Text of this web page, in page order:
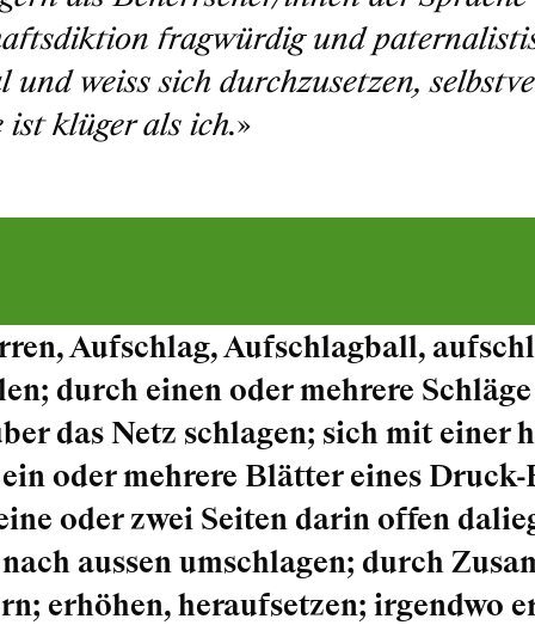
fragwürdig und
und weiss sich durchzusetzen,
ist klüger als ich.»
Aufschlag, Aufschlagball,
durch einen oder mehrere
das Netz schlagen; sich mit einer
oder mehrere Blätter eines Druck-
oder zwei Seiten darin offen
aussen umschlagen; durch
erhöhen, heraufsetzen; irgendwo